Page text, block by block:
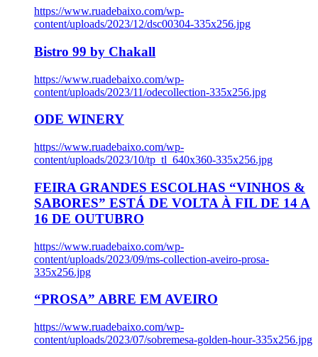
https://www.ruadebaixo.com/wp-
content/uploads/2023/12/dsc00304-335x256.jpg
Bistro 99 by Chakall
https://www.ruadebaixo.com/wp-
content/uploads/2023/11/odecollection-335x256.jpg
ODE WINERY
https://www.ruadebaixo.com/wp-
content/uploads/2023/10/tp_tl_640x360-335x256.jpg
FEIRA GRANDES ESCOLHAS “VINHOS &
SABORES” ESTÁ DE VOLTA À FIL DE 14 A
16 DE OUTUBRO
https://www.ruadebaixo.com/wp-
content/uploads/2023/09/ms-collection-aveiro-prosa-
335x256.jpg
“PROSA” ABRE EM AVEIRO
https://www.ruadebaixo.com/wp-
content/uploads/2023/07/sobremesa-golden-hour-335x256.jpg